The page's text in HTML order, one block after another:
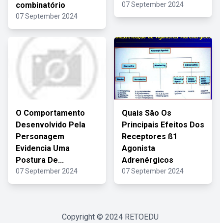
combinatório
07 September 2024
07 September 2024
O Comportamento
Desenvolvido Pela
Personagem
Evidencia Uma
Postura De...
07 September 2024
Quais São Os
Principais Efeitos Dos
Receptores ß1
Agonista
Adrenérgicos
07 September 2024
Copyright © 2024 RETOEDU